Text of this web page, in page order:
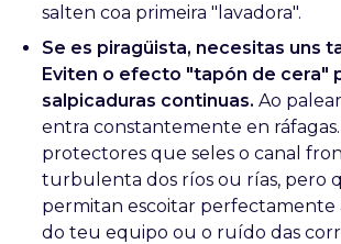
salten coa primeira "lavadora".
Se es piragüista, necesitas uns
Eviten o efecto "tapón de cera"
salpicaduras continuas. Ao
entra constantemente en
protectores que seles o canal
turbulenta dos ríos ou rías, pero
permitan escoitar perfectamente
do teu equipo ou o ruído das